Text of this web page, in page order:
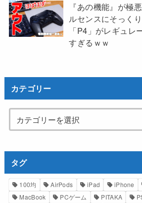
『あの機能』が極
ルセンスにそっく
「P4」がレギュレ
すぎるｗｗ
カテゴリー
タグ
100均 AirPods iPad iPhone
MacBook
PCゲーム PITAKA